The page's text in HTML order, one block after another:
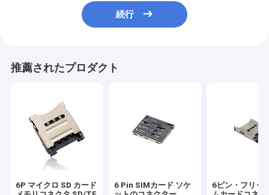
続行
推薦されたプロダクト
6P マイクロ SD カード
6 Pin SIMカード ソケ
6ピン・フリッ